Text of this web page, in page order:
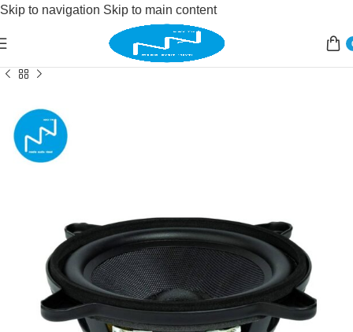
Skip to navigation Skip to main content
Sonorisation/ haut parleur haut parleur full range